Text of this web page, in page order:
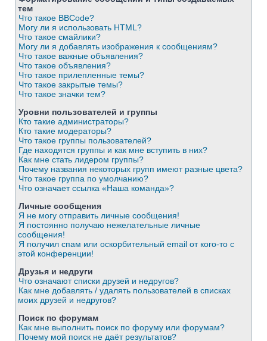
тем
Что такое BBCode?
Могу ли я использовать HTML?
Что такое смайлики?
Могу ли я добавлять изображения к сообщениям?
Что такое важные объявления?
Что такое объявления?
Что такое прилепленные темы?
Что такое закрытые темы?
Что такое значки тем?
Уровни пользователей и группы
Кто такие администраторы?
Кто такие модераторы?
Что такое группы пользователей?
Где находятся группы и как мне вступить в них?
Как мне стать лидером группы?
Почему названия некоторых групп имеют разные цвета?
Что такое группа по умолчанию?
Что означает ссылка «Наша команда»?
Личные сообщения
Я не могу отправить личные сообщения!
Я постоянно получаю нежелательные личные
сообщения!
Я получил спам или оскорбительный email от кого-то с
этой конференции!
Друзья и недруги
Что означают списки друзей и недругов?
Как мне добавлять / удалять пользователей в списках
моих друзей и недругов?
Поиск по форумам
Как мне выполнить поиск по форуму или форумам?
Почему мой поиск не даёт результатов?